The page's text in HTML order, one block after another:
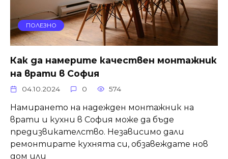
ПОЛЕЗНО
Как да намерите качествен монтажник
на врати в София
04.10.2024 0 574
Намирането на надежден монтажник на
врати и кухни в София може да бъде
предизвикателство. Независимо дали
ремонтирате кухнята си, обзавеждате нов
дом или